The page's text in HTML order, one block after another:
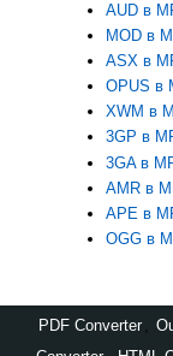
AUD в
MOD в
ASX в
OPUS в
XWM в
3GP в
3GA в
AMR в
APE в
OGG в
PDF Converter ,